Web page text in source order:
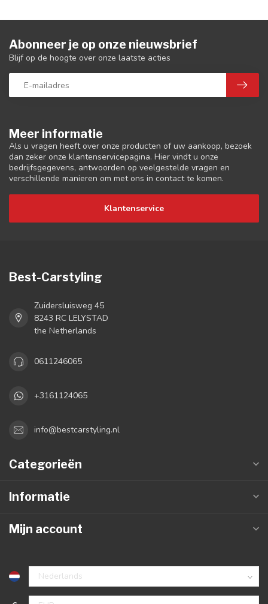
Meer informatie
Als u vragen heeft over onze producten of uw aankoop, bezoek
dan zeker onze klantenservicepagina. Hier vindt u onze
bedrijfsgegevens, antwoorden op veelgestelde vragen en
verschillende manieren om met ons in contact te komen.
Klantenservice
Abonneer je op onze nieuwsbrief
Blijf op de hoogte over onze laatste acties
Best-Carstyling
Zuidersluisweg 45
8243 RC LELYSTAD
the Netherlands
0611246065
+3161124065
info@bestcarstyling.nl
Categorieën
Informatie
Mijn account